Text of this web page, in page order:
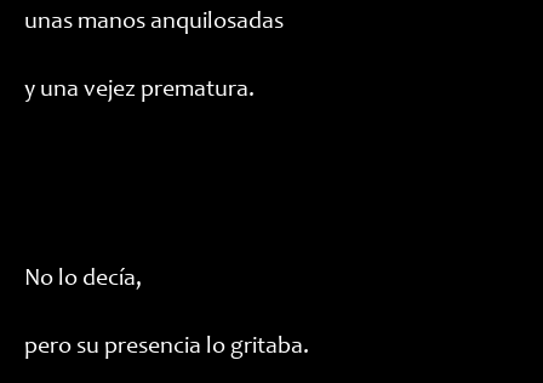
unas manos anquilosadas
y una vejez prematura.
No lo decía,
pero su presencia lo gritaba.